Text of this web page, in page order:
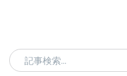
記事検索